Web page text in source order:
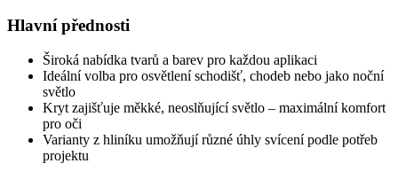
Hlavní přednosti
Široká nabídka tvarů a barev pro každou aplikaci
Ideální volba pro osvětlení schodišť, chodeb nebo jako noční
světlo
Kryt zajišťuje měkké, neoslňující světlo – maximální komfort
pro oči
Varianty z hliníku umožňují různé úhly svícení podle potřeb
projektu